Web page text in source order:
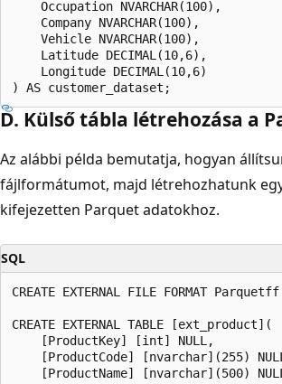
    Occupation NVARCHAR(100),
    Company NVARCHAR(100),
    Vehicle NVARCHAR(100),
    Latitude DECIMAL(10,6),
    Longitude DECIMAL(10,6)
D. Külső tábla létrehozása a
Az alábbi példa bemutatja, hogyan
fájlformátumot, majd létrehozhatunk
kifejezetten Parquet adatokhoz.
SQL
CREATE EXTERNAL FILE FORMAT
CREATE EXTERNAL TABLE [ext_product](
    [ProductKey] [int] NULL,
[ProductCode] [nvarchar](255)
[ProductName] [nvarchar](500)